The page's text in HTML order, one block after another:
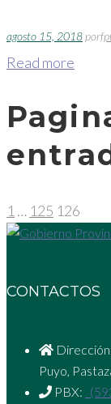
agosto 15, 2018por
Read more
1 … 125 126
CONTACTOS
Puyo,
PBX: